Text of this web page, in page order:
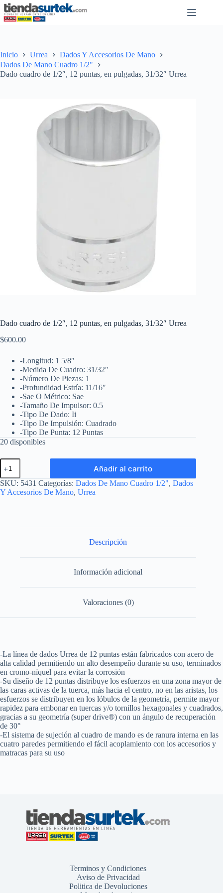
Saltar
al
contenido
Inicio Urrea
Dados Y Accesorios De Mano
Dados De Mano Cuadro 1/2"
Dado cuadro de 1/2″, 12 puntas, en pulgadas, 31/32″ Urrea
Dado cuadro de 1/2″, 12 puntas, en pulgadas, 31/32″ Urrea
$600.00
-Longitud: 1 5/8″
-Medida De Cuadro: 31/32″
-Número De Piezas: 1
-Profundidad Estría: 11/16″
-Sae O Métrico: Sae
-Tamaño De Impulsor: 0.5
-Tipo De Dado: Ii
-Tipo De Impulsión: Cuadrado
-Tipo De Punta: 12 Puntas
20 disponibles
Dado
cuadro
de
1/2",
12
31/32"
Añadir al carrito
SKU: 5431 Categorías: Dados De Mano Cuadro 1/2", Dados
Y Accesorios De Mano, Urrea
Descripción
Información adicional
Valoraciones (0)
-La línea de dados Urrea de 12 puntas están fabricados con acero de
alta calidad permitiendo un alto desempeño durante su uso, terminados
en cromo-níquel para evitar la corrosión
-Su diseño de 12 puntas distribuye los esfuerzos en una zona mayor de
las caras activas de la tuerca, más hacia el centro, no en las aristas, los
esfuerzos se distribuyen en los lóbulos de la geometría, permite mayor
rapidez para embonar en tuercas y/o tornillos hexagonales y cuadrados,
gracias a su geometría (super drive®) con un ángulo de recuperación
de 30°
-El sistema de sujeción al cuadro de mando es de ranura interna en las
cuatro paredes permitiendo el fácil acoplamiento con los accesorios y
matracas para su uso
Terminos y Condiciones
Aviso de Privacidad
Politica de Devoluciones